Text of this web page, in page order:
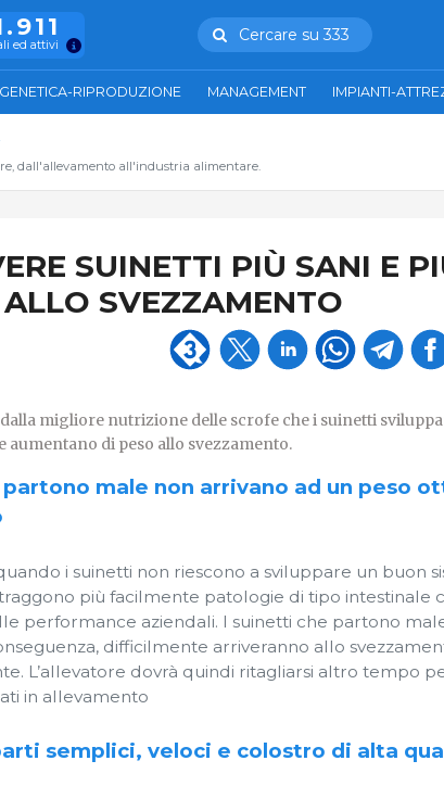
ed attivi
Cercare su 333
GENETICA-RIPRODUZIONE MANAGEMENT IMPIANTI-
dall'allevamento all'industria alimentare.
SUINETTI PIÙ SANI E
SVEZZAMENTO
migliore nutrizione delle scrofe che i suinetti
di peso allo svezzamento.
male non arrivano ad un peso
i suinetti non riescono a sviluppare un buon
più facilmente patologie di tipo intestinale
performance aziendali. I suinetti che partono
difficilmente arriveranno allo
L’allevatore dovrà quindi ritagliarsi altro tempo
in allevamento
semplici, veloci e colostro di alta